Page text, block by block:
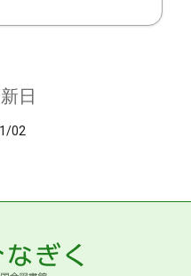
日
02